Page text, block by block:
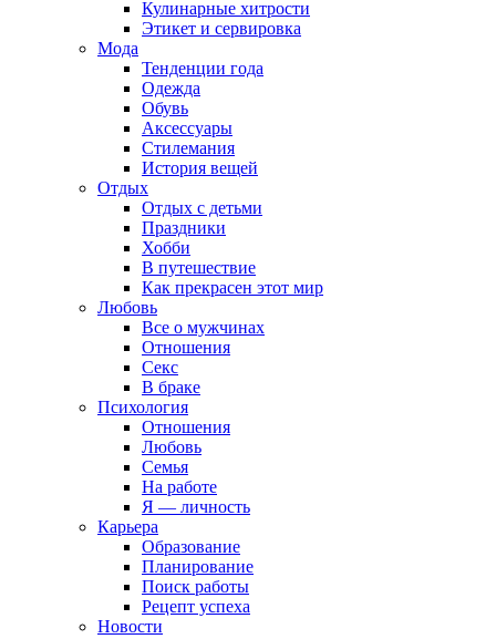
Кулинарные хитрости
Этикет и сервировка
Мода
Тенденции года
Одежда
Обувь
Аксессуары
Стилемания
История вещей
Отдых
Отдых с детьми
Праздники
Хобби
В путешествие
Как прекрасен этот мир
Любовь
Все о мужчинах
Отношения
Секс
В браке
Психология
Отношения
Любовь
Семья
На работе
Я — личность
Карьера
Образование
Планирование
Поиск работы
Рецепт успеха
Новости